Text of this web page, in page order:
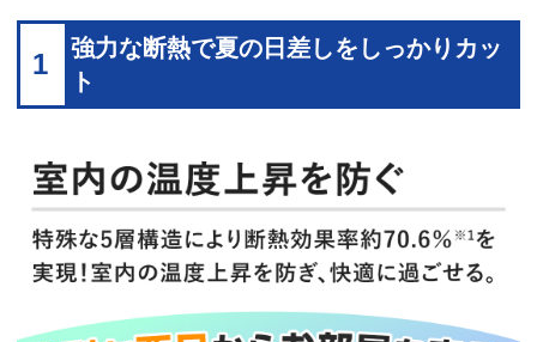
1
強力な断熱で夏の日差しをしっかりカッ
ト